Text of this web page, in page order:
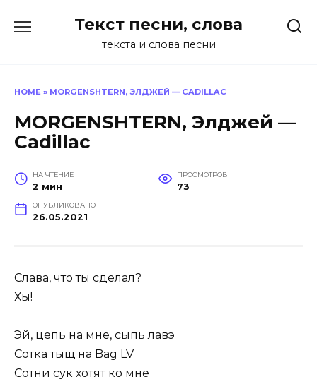
Текст песни, слова
текста и слова песни
HOME » MORGENSHTERN, ЭЛДЖЕЙ — CADILLAC
MORGENSHTERN, Элджей —
Cadillac
НА ЧТЕНИЕ
2 мин
ПРОСМОТРОВ
73
ОПУБЛИКОВАНО
26.05.2021
Слава, что ты сделал?
Хы!
Эй, цепь на мне, сыпь лавэ
Сотка тыщ на Bag LV
Сотни сук хотят ко мне